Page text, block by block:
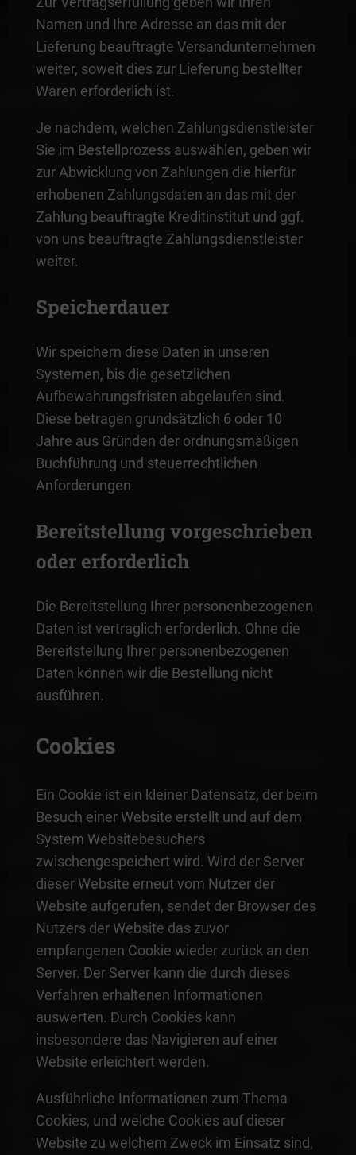
Namen und Ihre Adresse an das mit der
Lieferung beauftragte Versandunternehmen
weiter, soweit dies zur Lieferung bestellter
Waren erforderlich ist.
Je nachdem, welchen Zahlungsdienstleister
Sie im Bestellprozess auswählen, geben wir
zur Abwicklung von Zahlungen die hierfür
erhobenen Zahlungsdaten an das mit der
Zahlung beauftragte Kreditinstitut und ggf.
von uns beauftragte Zahlungsdienstleister
weiter.
Speicherdauer
Wir speichern diese Daten in unseren
Systemen, bis die gesetzlichen
Aufbewahrungsfristen abgelaufen sind.
Diese betragen grundsätzlich 6 oder 10
Jahre aus Gründen der ordnungsmäßigen
Buchführung und steuerrechtlichen
Anforderungen.
Bereitstellung vorgeschrieben
oder erforderlich
Die Bereitstellung Ihrer personenbezogenen
Daten ist vertraglich erforderlich. Ohne die
Bereitstellung Ihrer personenbezogenen
Daten können wir die Bestellung nicht
ausführen.
Cookies
Ein Cookie ist ein kleiner Datensatz, der beim
Besuch einer Website erstellt und auf dem
System Websitebesuchers
zwischengespeichert wird. Wird der Server
dieser Website erneut vom Nutzer der
Website aufgerufen, sendet der Browser des
Nutzers der Website das zuvor
empfangenen Cookie wieder zurück an den
Server. Der Server kann die durch dieses
Verfahren erhaltenen Informationen
auswerten. Durch Cookies kann
insbesondere das Navigieren auf einer
Website erleichtert werden.
Ausführliche Informationen zum Thema
Cookies, und welche Cookies auf dieser
Website zu welchem Zweck im Einsatz sind,